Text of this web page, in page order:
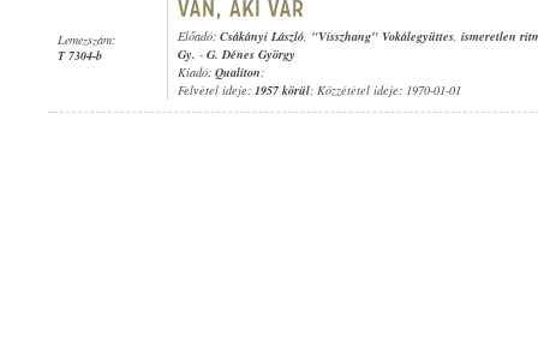
Lemezszám:
T 7304-b
Előadó: Csákányi László, "Visszhang" Vokálegyüttes, ismeretlen
Gy. - G. Dénes György
Kiadó: Qualiton;
Felvétel ideje: 1957 körül; Közzététel ideje: 1970-01-01